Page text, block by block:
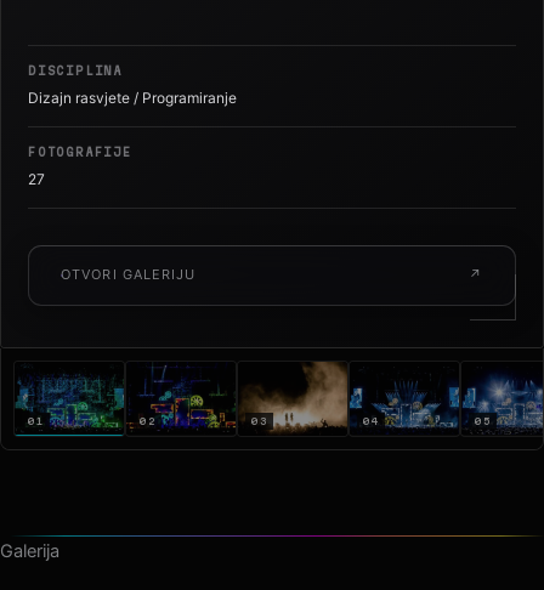
DISCIPLINA
Dizajn rasvjete / Programiranje
FOTOGRAFIJE
27
OTVORI GALERIJU ↗
01 02 03 04 05
Galerija